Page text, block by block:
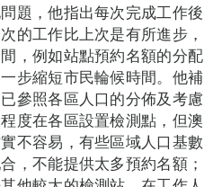
題，他指出每次完成工作後
的工作比上次是有所進步，
，例如站點預約名額的分配
步縮短市民輪候時間。他補
參照各區人口的分佈及考慮
度在各區設置檢測點，但澳
不容易，有些區域人口基數
，不能提供太多預約名額；